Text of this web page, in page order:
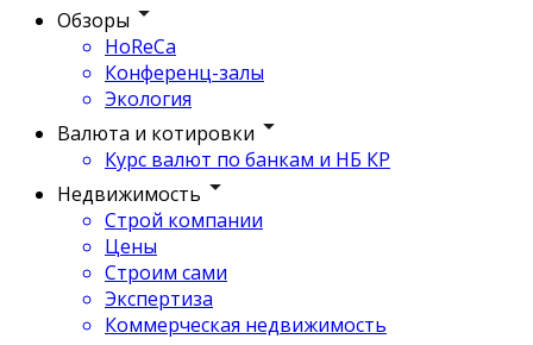
Обзоры
HoReCa
Конференц-залы
Экология
Валюта и котировки
Курс валют по банкам и НБ КР
Недвижимость
Строй компании
Цены
Строим сами
Экспертиза
Коммерческая недвижимость